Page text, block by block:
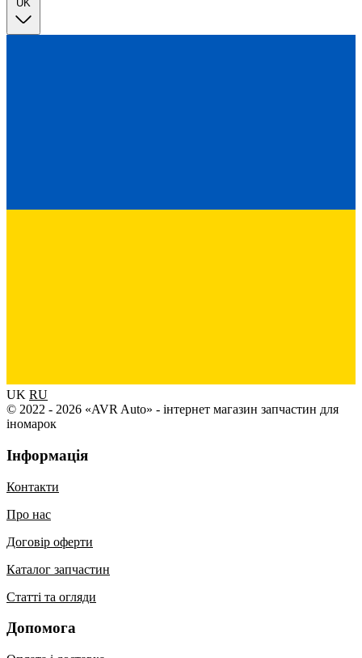
UK RU
© 2022 - 2026 «AVR Auto» - інтернет магазин запчастин для
іномарок
Інформація
Контакти
Про нас
Договір оферти
Каталог запчастин
Статті та огляди
Допомога